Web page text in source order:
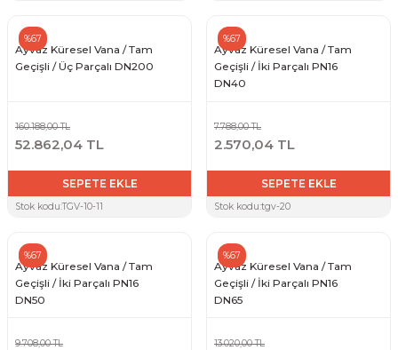
Ayvaz Küresel Vana / Tam
Geçişli / Üç Parçalı DN200
%67
160.188,00 TL
52.862,04 TL
SEPETE EKLE
Stok kodu:TGV-10-11
Ayvaz Küresel Vana / Tam
Geçişli / İki Parçalı PN16
DN40
%67
7.788,00 TL
2.570,04 TL
SEPETE EKLE
Stok kodu:tgv-20
Ayvaz Küresel Vana / Tam
Geçişli / İki Parçalı PN16
DN50
%67
9.708,00 TL
Ayvaz Küresel Vana / Tam
Geçişli / İki Parçalı PN16
DN65
%67
13.020,00 TL